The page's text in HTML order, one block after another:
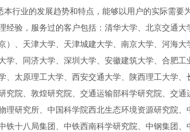
业的发展趋势和特点，能够以用户的实际需要
验，服务过的客户包括：清华大学、北京交通
、天津大学、天津城建大学、南京大学、河海大
、同济大学、深圳大学、安徽建筑大学、合肥工
太原理工大学、西安交通大学、陕西理工大学、
院、敦煌研究院、交通运输部科学研究院、交通
研究所、中国科学院西北生态环境资源研究院、
十八局集团、中铁西南科学研究院、中钢集团